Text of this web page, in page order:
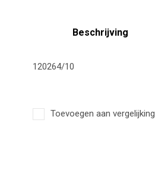
Beschrijving
120264/10
Toevoegen aan vergelijking